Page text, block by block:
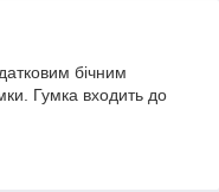
бічним
Гумка входить до